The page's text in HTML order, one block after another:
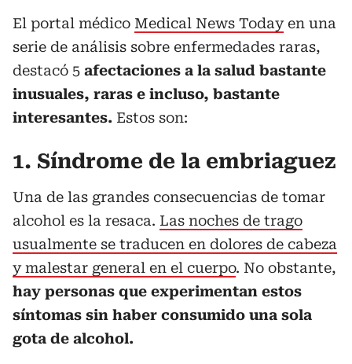
El portal médico Medical News Todayen una
serie de análisis sobre enfermedades raras,
destacó 5 afectaciones a la salud bastante
inusuales, raras e incluso, bastante
interesantes. Estos son:
1. Síndrome de la embriaguez
Una de las grandes consecuencias de tomar
alcohol es la resaca. Las noches de trago
usualmente se traducen en dolores de cabeza
y malestar general en el cuerpo. No obstante,
hay personas que experimentan estos
síntomas sin haber consumido una sola
gota de alcohol.